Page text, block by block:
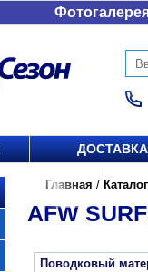
Главная / Каталог
AFW
Поводковый